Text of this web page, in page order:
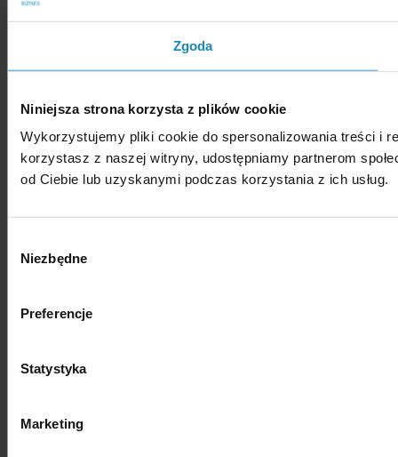
Zgoda
Niniejsza strona korzysta z plików cookie
Wykorzystujemy pliki cookie do spersonalizowania treści i
korzystasz z naszej witryny, udostępniamy partnerom
od Ciebie lub uzyskanymi podczas korzystania z ich usług.
zgody
Niezbędne
Preferencje
Statystyka
Marketing